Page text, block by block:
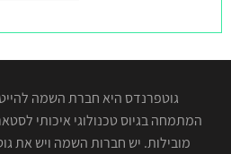
גוטפרנדס היא חברת השמה
המתמחה בגיוס טכנולוגי איכותי
מובילות. יש חברות השמה ויש את